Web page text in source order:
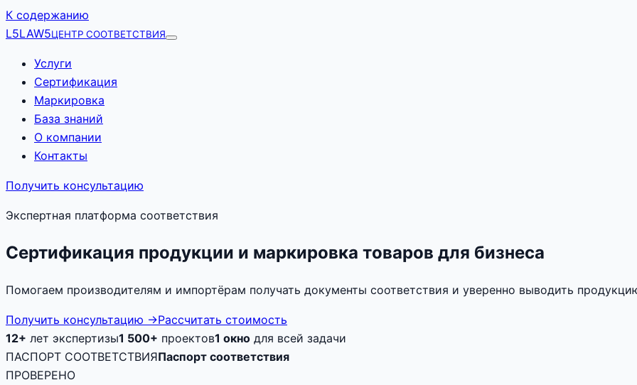
К содержанию
L5LAW5ЦЕНТР СООТВЕТСТВИЯ
Услуги
Сертификация
Маркировка
База знаний
О компании
Контакты
Получить консультацию
Экспертная платформа соответствия
Сертификация продукции и маркировка товаров для бизнеса
Помогаем производителям и импортёрам получать документы соответствия и уверенно выводить
Получить консультацию →Рассчитать стоимость
12+ лет экспертизы1 500+ проектов1 окно для всей задачи
ПАСПОРТ СООТВЕТСТВИЯПаспорт соответствия
ПРОВЕРЕНО